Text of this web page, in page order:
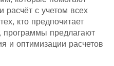
расчёт с учетом всех
кто предпочитает
программы предлагают
и оптимизации расчетов